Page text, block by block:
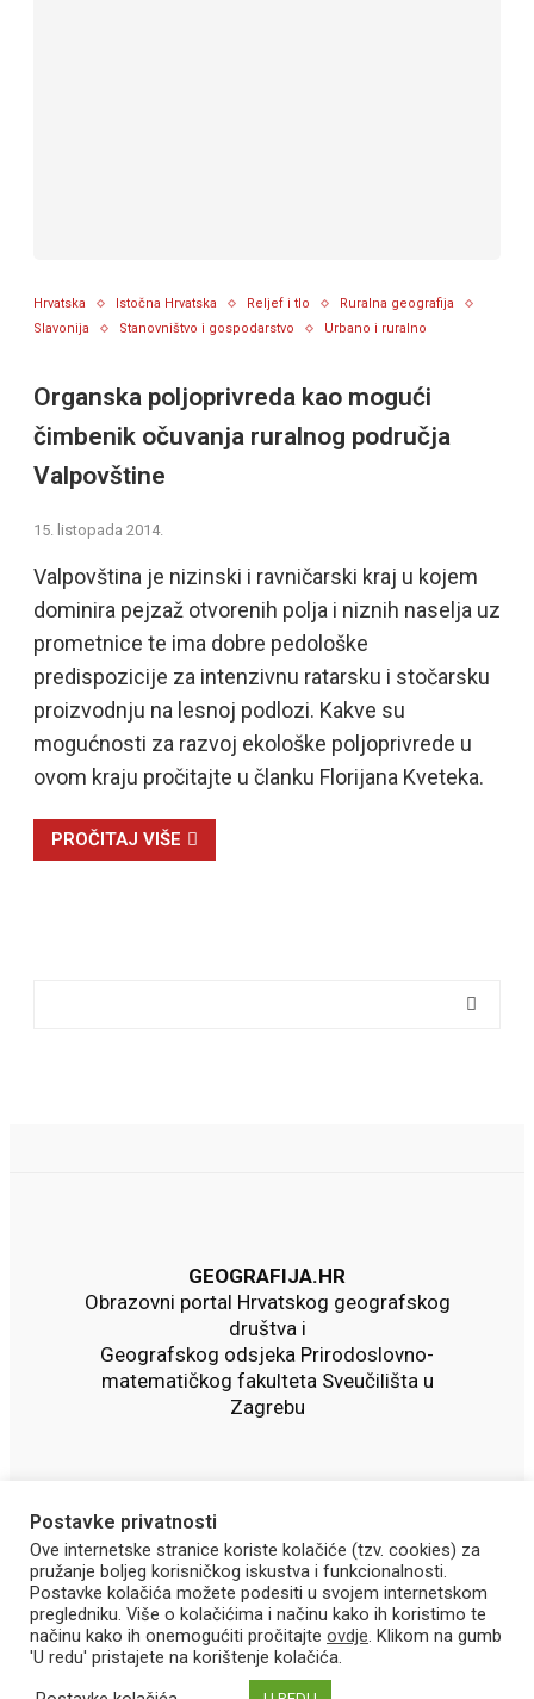
Hrvatska Istočna Hrvatska Reljef i tlo
Ruralna geografija
Slavonija
Stanovništvo i gospodarstvo Urbano i ruralno
Organska poljoprivreda kao mogući
čimbenik očuvanja ruralnog područja
Valpovštine
15. listopada 2014.
Valpovština je nizinski i ravničarski kraj u kojem
dominira pejzaž otvorenih polja i niznih naselja uz
prometnice te ima dobre pedološke
predispozicije za intenzivnu ratarsku i stočarsku
proizvodnju na lesnoj podlozi. Kakve su
mogućnosti za razvoj ekološke poljoprivrede u
ovom kraju pročitajte u članku Florijana Kveteka.
PROČITAJ VIŠE
GEOGRAFIJA.HR
Obrazovni portal Hrvatskog geografskog
društva i
Geografskog odsjeka Prirodoslovno-
matematičkog fakulteta Sveučilišta u
Zagrebu
Geografija.hr.Sva prava pridržana.
Postavke privatnosti
Ove internetske stranice koriste kolačiće (tzv. cookies) za
pružanje boljeg korisničkog iskustva i funkcionalnosti.
Postavke kolačića možete podesiti u svojem internetskom
pregledniku. Više o kolačićima i načinu kako ih koristimo te
načinu kako ih onemogućiti pročitajte ovdje. Klikom na gumb
'U redu' pristajete na korištenje kolačića.